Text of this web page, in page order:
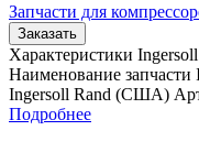
Запчасти для
Заказать
Характеристики
Наименование
Ingersoll Rand (США)
Подробнее